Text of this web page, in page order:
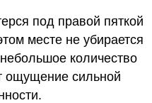
под правой пяткой
месте не убирается
количество
ощущение сильной